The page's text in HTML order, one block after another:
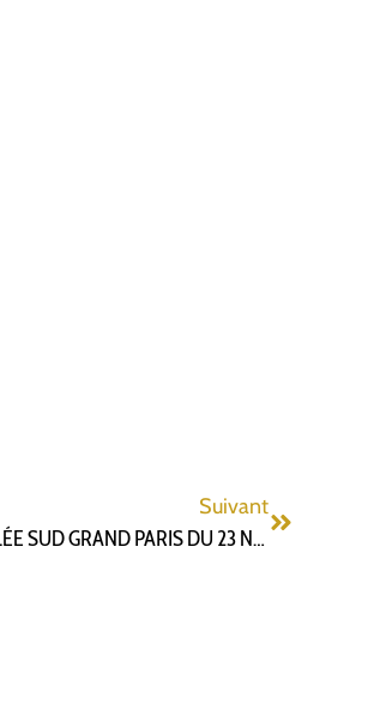
Suivant
COMPTE RENDU DU CONSEIL DE TERRITOIRE VALLÉE SUD GRAND PARIS DU 23 NOVEMBRE